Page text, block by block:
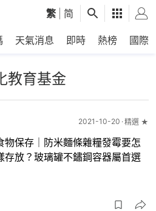
繁 简
天氣消息 即時 熱榜 國際
教育基金
2021-10-20 精選 ★
物保存｜防米麵條雜糧發霉要怎
存放？玻璃罐不鏽鋼容器屬首選